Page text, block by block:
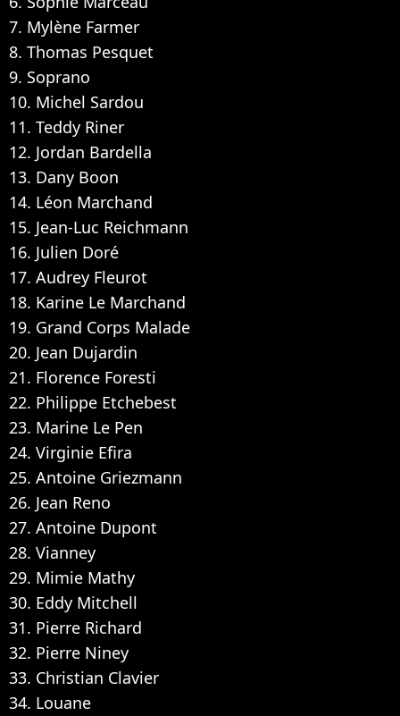
7. Mylène Farmer
8. Thomas Pesquet
9. Soprano
10. Michel Sardou
11. Teddy Riner
12. Jordan Bardella
13. Dany Boon
14. Léon Marchand
15. Jean-Luc Reichmann
16. Julien Doré
17. Audrey Fleurot
18. Karine Le Marchand
19. Grand Corps Malade
20. Jean Dujardin
21. Florence Foresti
22. Philippe Etchebest
23. Marine Le Pen
24. Virginie Efira
25. Antoine Griezmann
26. Jean Reno
27. Antoine Dupont
28. Vianney
29. Mimie Mathy
30. Eddy Mitchell
31. Pierre Richard
32. Pierre Niney
33. Christian Clavier
34. Louane